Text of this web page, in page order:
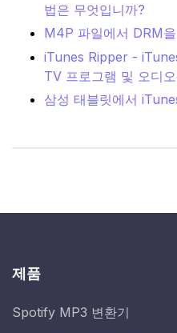
법은 무엇입니까?
M4P 파일에서 DRM
iTunes Ripper -
TV 프로그램 및 오디
삼성 태블릿에서
제품
Spotify MP3 변환기